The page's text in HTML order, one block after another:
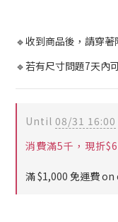
🔹收到商品後，請穿
🔹若有尺寸問題7天內
Until 08/31 16:00
消費滿5千，現折
滿 $1,000 免運費